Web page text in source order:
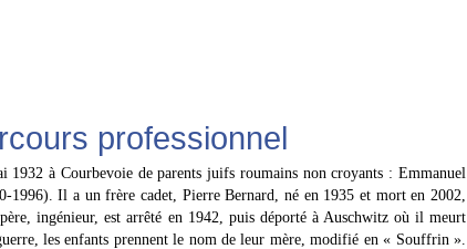
professionnel
à Courbevoie de parents juifs roumains non croyants : Emmanuel
1996). Il a un frère cadet, Pierre Bernard, né en 1935 et mort en 2002,
ingénieur, est arrêté en 1942, puis déporté à Auschwitz où il meurt
les enfants prennent le nom de leur mère, modifié en « Souffrin ».